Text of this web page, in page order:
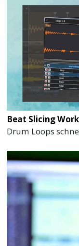
Beat Slicing
Drum Loops